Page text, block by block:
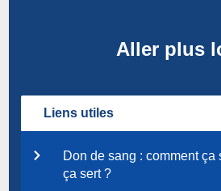
Aller plus
Liens utiles
Don de sang : comment ça
ça sert ?